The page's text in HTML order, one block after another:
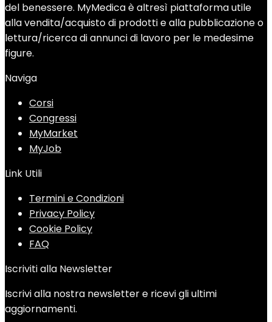
del benessere. MyMedica è altresì piattaforma utile
alla vendita/acquisto di prodotti e alla pubblicazione o
lettura/ricerca di annunci di lavoro per le medesime
figure.
Naviga
Corsi
Congressi
MyMarket
MyJob
Link Utili
Termini e Condizioni
Privacy Policy
Cookie Policy
FAQ
Iscriviti alla Newsletter
Iscrivi alla nostra newsletter e ricevi gli ultimi
aggiornamenti.